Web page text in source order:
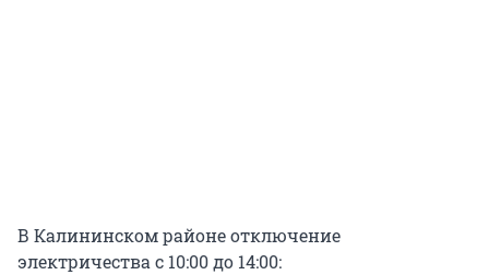
В Калининском районе отключение
электричества с 10:00 до 14:00: